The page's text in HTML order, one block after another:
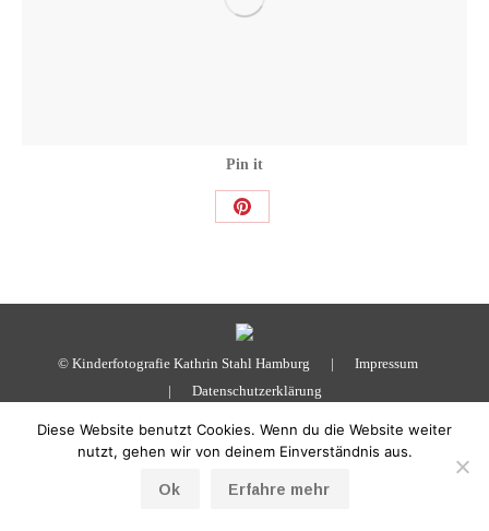
Pin it
Share
© Kinderfotografie Kathrin Stahl Hamburg | Impressum
| Datenschutzerklärung
Diese Website benutzt Cookies. Wenn du die Website weiter
nutzt, gehen wir von deinem Einverständnis aus.
Ok Erfahre mehr